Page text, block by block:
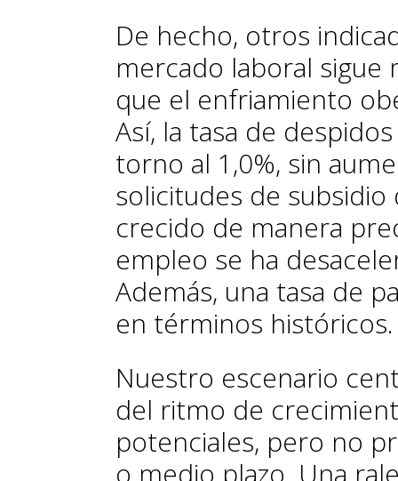
De hecho, otros
mercado laboral sigue
que el enfriamiento
Así, la tasa de
torno al 1,0%, sin
solicitudes de
crecido de manera
empleo se ha
Además, una tasa de
en términos históricos.
Nuestro escenario
del ritmo de
potenciales, pero no
o medio plazo. Una